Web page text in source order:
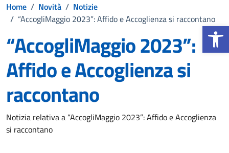
Home / Novità / Notizie
/ “AccogliMaggio 2023”: Affido e Accoglienza si raccontano
“AccogliMaggio 2023”:
Affido e Accoglienza si
raccontano
Dettagli della notizia
Notizia relativa a “AccogliMaggio 2023”: Affido e Accoglienza
si raccontano
Apri la